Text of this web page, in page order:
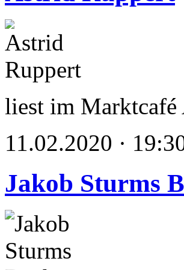
liest im Marktcafé
11.02.2020 ·
Jakob Sturms